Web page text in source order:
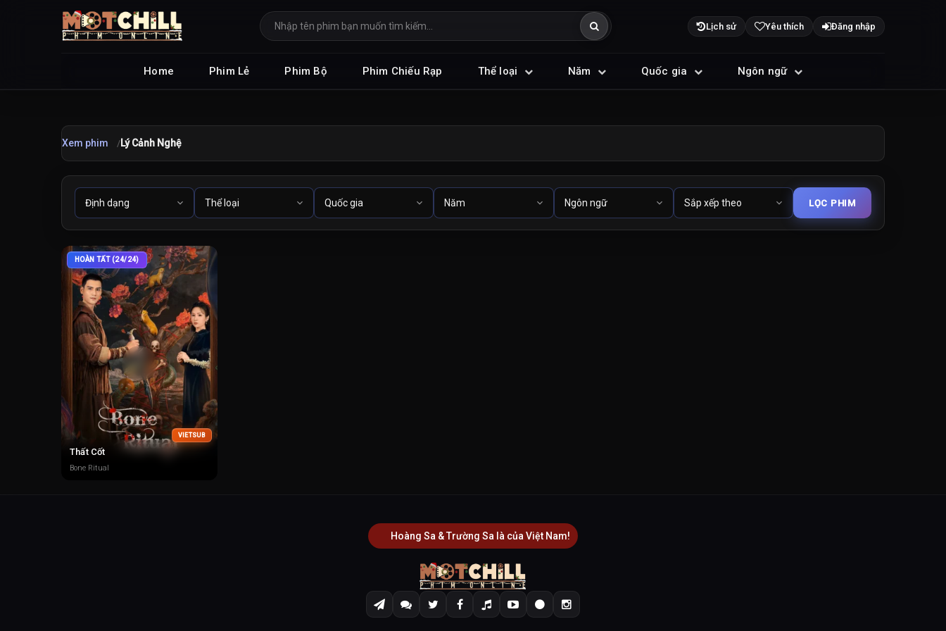
Lịch sử Yêu thích Đăng nhập
Home Phim Lẻ Phim Bộ Phim Chiếu Rạp Thể loại Năm Quốc gia Ngôn ngữ
Xem phim Lý Cảnh Nghệ
HOÀN TẤT (24/24)
VIETSUB
Thất Cốt
Bone Ritual
Hoàng Sa & Trường Sa là của Việt Nam!